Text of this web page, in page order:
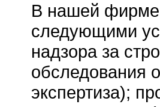
В нашей фирме
следующими
надзора за
обследования
экспертиза);